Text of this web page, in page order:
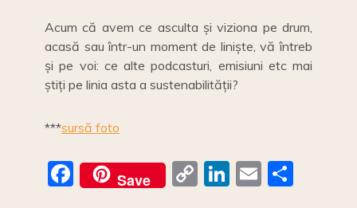
Acum că avem ce asculta și viziona pe drum,
acasă sau într-un moment de liniște, vă întreb
și pe voi: ce alte podcasturi, emisiuni etc mai
știți pe linia asta a sustenabilității?
***sursă foto
F
Save
C
Li E